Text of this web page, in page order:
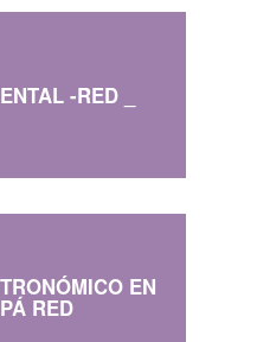
-RED _
EN
RED